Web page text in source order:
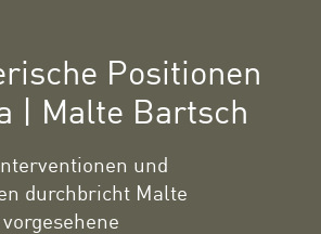
Positionen
| Malte Bartsch
und
durchbricht Malte